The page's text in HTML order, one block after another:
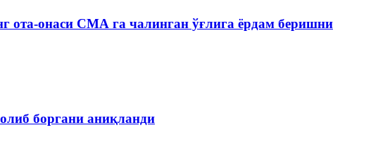
ота-онаси СМА га чалинган ўғлига ёрдам беришни
боргани аниқланди